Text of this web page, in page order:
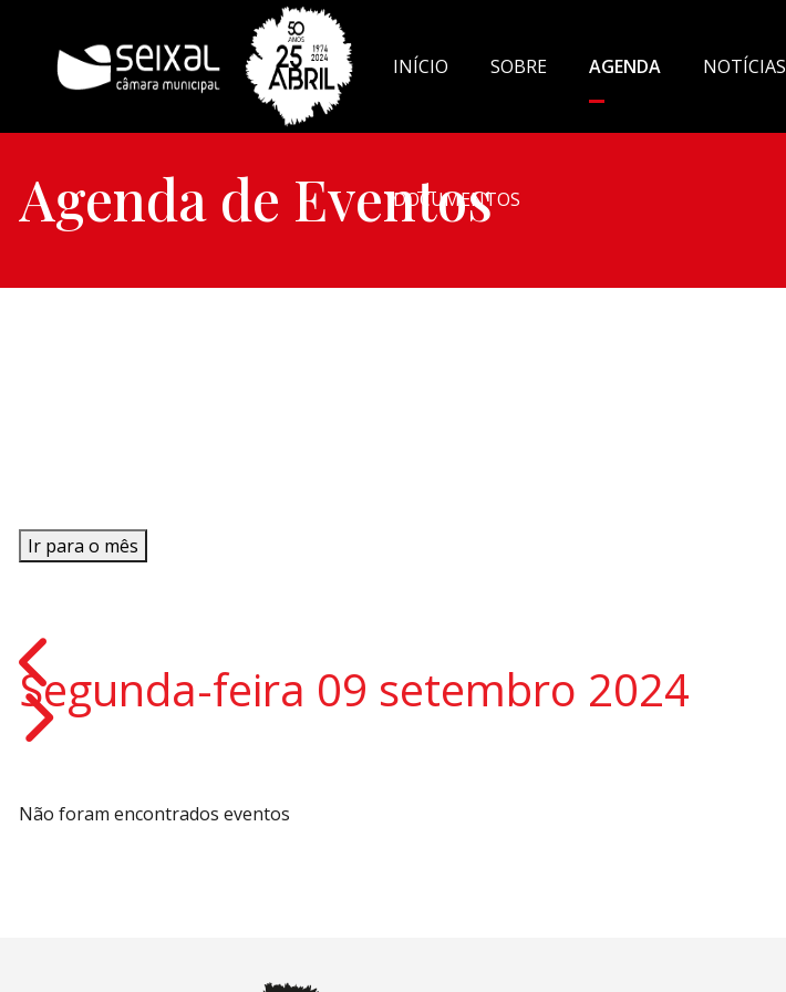
INÍCIO SOBRE AGENDA NOTÍCIAS
DOCUMENTOS
Agenda de Eventos
Ir para o mês
Segunda-feira 09 setembro 2024
Não foram encontrados eventos